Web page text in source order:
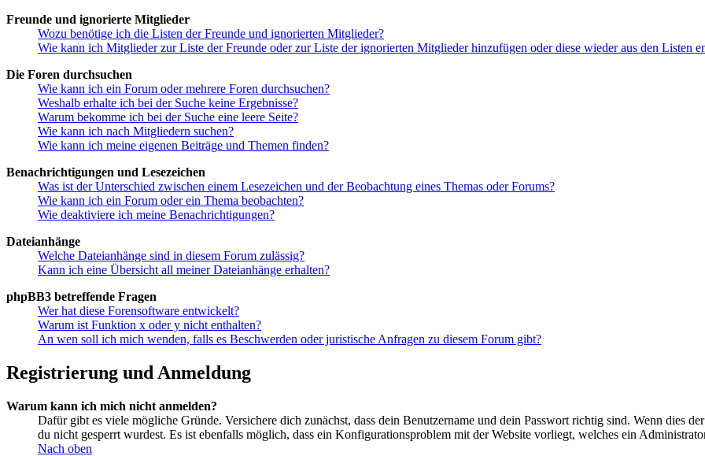
Freunde und ignorierte Mitglieder
Wozu benötige ich die Listen der Freunde und ignorierten Mitglieder?
Wie kann ich Mitglieder zur Liste der Freunde oder zur Liste der ignorierten Mitglieder hinzufügen oder diese wieder aus den Listen
Die Foren durchsuchen
Wie kann ich ein Forum oder mehrere Foren durchsuchen?
Weshalb erhalte ich bei der Suche keine Ergebnisse?
Warum bekomme ich bei der Suche eine leere Seite?
Wie kann ich nach Mitgliedern suchen?
Wie kann ich meine eigenen Beiträge und Themen finden?
Benachrichtigungen und Lesezeichen
Was ist der Unterschied zwischen einem Lesezeichen und der Beobachtung eines Themas oder Forums?
Wie kann ich ein Forum oder ein Thema beobachten?
Wie deaktiviere ich meine Benachrichtigungen?
Dateianhänge
Welche Dateianhänge sind in diesem Forum zulässig?
Kann ich eine Übersicht all meiner Dateianhänge erhalten?
phpBB3 betreffende Fragen
Wer hat diese Forensoftware entwickelt?
Warum ist Funktion x oder y nicht enthalten?
An wen soll ich mich wenden, falls es Beschwerden oder juristische Anfragen zu diesem Forum gibt?
Registrierung und Anmeldung
Warum kann ich mich nicht anmelden?
Dafür gibt es viele mögliche Gründe. Versichere dich zunächst, dass dein Benutzername und dein Passwort richtig sind. Wenn dies
du nicht gesperrt wurdest. Es ist ebenfalls möglich, dass ein Konfigurationsproblem mit der Website vorliegt, welches ein
Nach oben